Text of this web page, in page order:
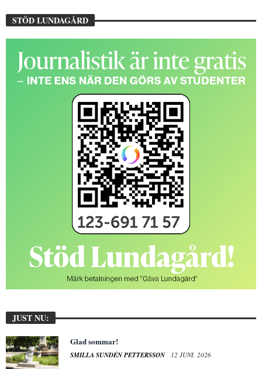
STÖD LUNDAGÅRD
JUST NU:
Glad sommar!
SMILLA SUNDÉN PETTERSSON 12 JUNI, 2026